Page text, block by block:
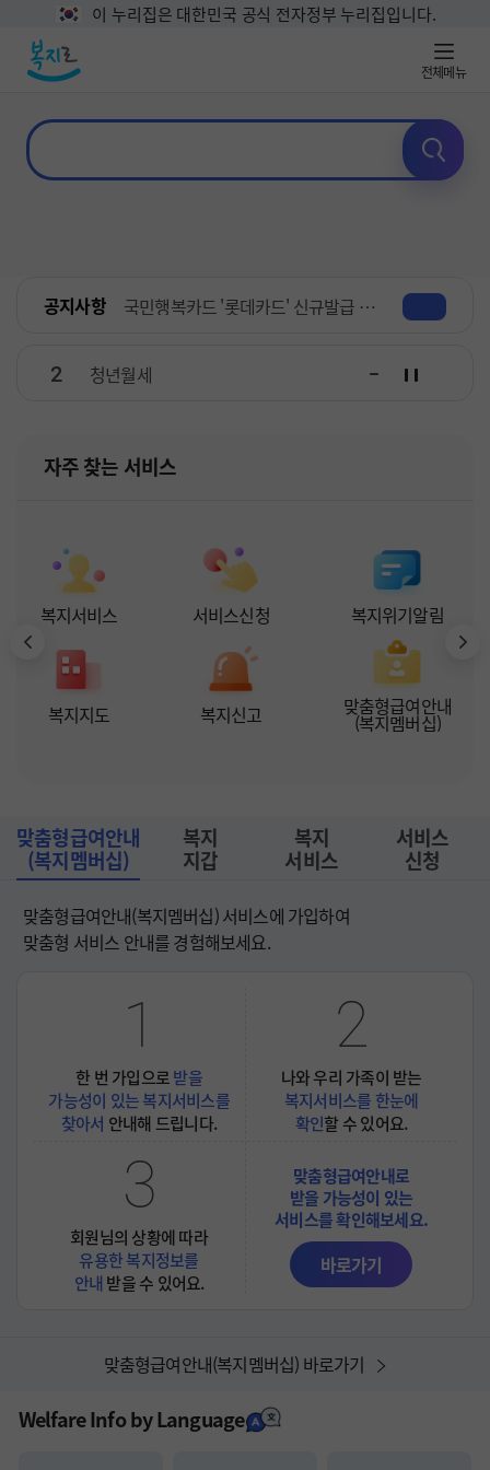
이 누리집은 대한민국 공식 전자정부 누리집입니다.
전체메뉴
공지사항 국민행복카드 '롯데카드' 신규발급 일시중단 안내
2 청년월세
자주 찾는 서비스
복지서비스 서비스신청 복지위기알림
복지지도 복지신고 맞춤형급여안내
(복지멤버십)
맞춤형급여안내
(복지멤버십)
복지
지갑
복지
서비스
서비스
신청
맞춤형급여안내(복지멤버십) 서비스에 가입하여
맞춤형 서비스 안내를 경험해보세요.
1
한 번 가입으로 받을
가능성이 있는 복지서비스를
찾아서 안내해 드립니다.
2
나와 우리 가족이 받는
복지서비스를 한눈에
확인할 수 있어요.
3
회원님의 상황에 따라
유용한 복지정보를
안내 받을 수 있어요.
맞춤형급여안내로
받을 가능성이 있는
서비스를 확인해보세요.
바로가기
맞춤형급여안내(복지멤버십) 바로가기
Welfare Info by Language